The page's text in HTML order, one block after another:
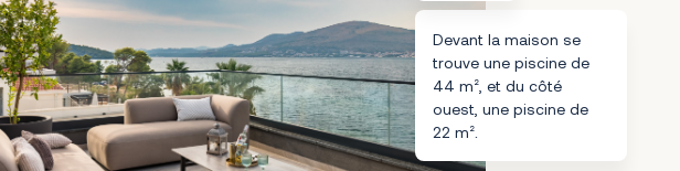
Devant la maison se
trouve une piscine de
44 m², et du côté
ouest, une piscine de
22 m².